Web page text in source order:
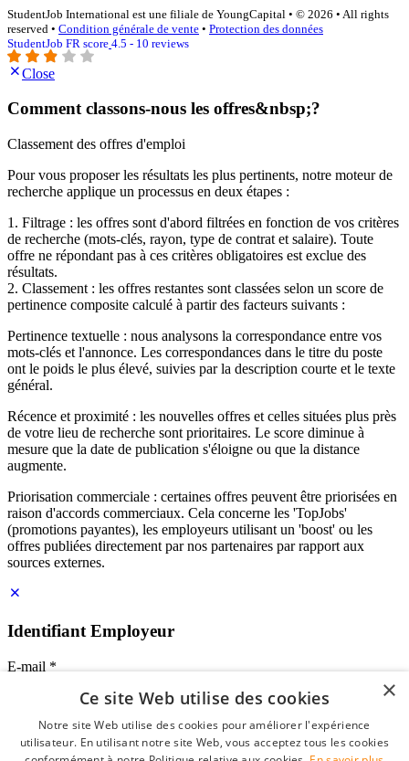
StudentJob International est une filiale de YoungCapital • © 2026 • All rights
reserved • Condition générale de vente • Protection des données
StudentJob FR score 4.5 - 10 reviews
Close
Comment classons-nous les offres&nbsp;?
Classement des offres d'emploi
Pour vous proposer les résultats les plus pertinents, notre moteur de
recherche applique un processus en deux étapes :
1. Filtrage : les offres sont d'abord filtrées en fonction de vos critères
de recherche (mots-clés, rayon, type de contrat et salaire). Toute
offre ne répondant pas à ces critères obligatoires est exclue des
résultats.
2. Classement : les offres restantes sont classées selon un score de
pertinence composite calculé à partir des facteurs suivants :
Pertinence textuelle : nous analysons la correspondance entre vos
mots-clés et l'annonce. Les correspondances dans le titre du poste
ont le poids le plus élevé, suivies par la description courte et le texte
général.
Récence et proximité : les nouvelles offres et celles situées plus près
de votre lieu de recherche sont prioritaires. Le score diminue à
mesure que la date de publication s'éloigne ou que la distance
augmente.
Priorisation commerciale : certaines offres peuvent être priorisées en
raison d'accords commerciaux. Cela concerne les 'TopJobs'
(promotions payantes), les employeurs utilisant un 'boost' ou les
offres publiées directement par nos partenaires par rapport aux
sources externes.
Identifiant Employeur
E-mail *
Mot de passe
se souvenir de moi
mot de passe oublié?
×
Ce site Web utilise des cookies
Notre site Web utilise des cookies pour améliorer l'expérience
utilisateur. En utilisant notre site Web, vous acceptez tous les cookies